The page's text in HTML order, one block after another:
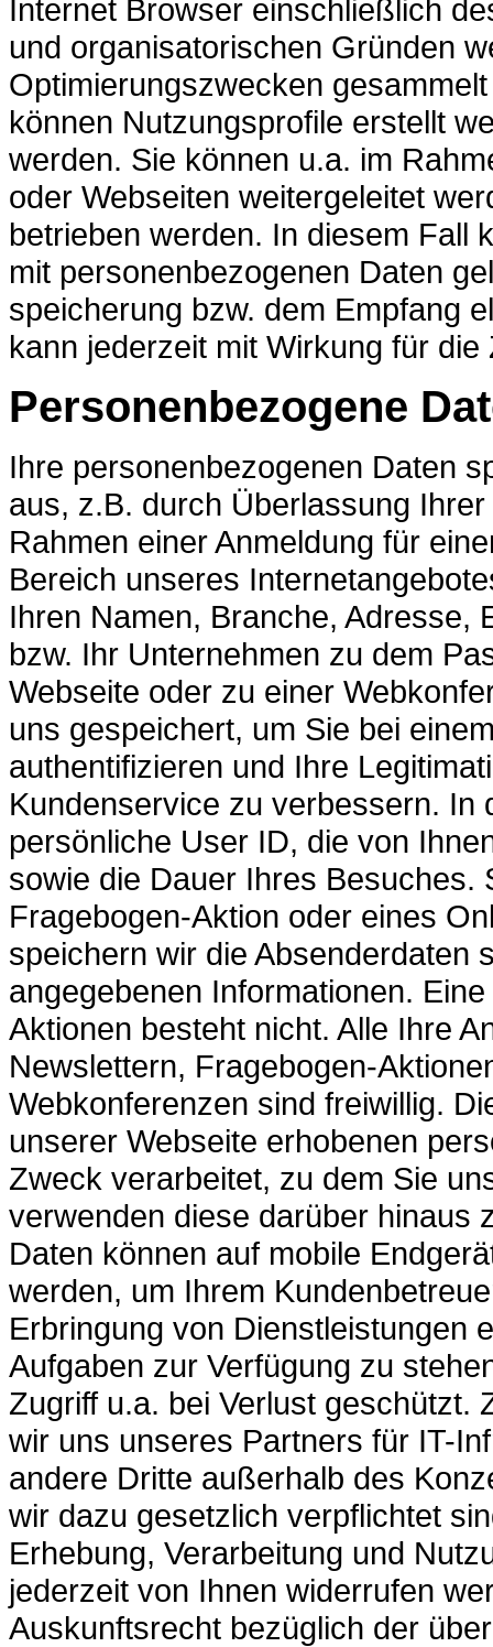
Internet Browser einschließlich
und organisatorischen Gründen
Optimierungszwecken
können Nutzungsprofile erstellt
werden. Sie können u.a. im
oder Webseiten weitergeleitet
betrieben werden. In diesem Fall
mit personenbezogenen Daten
speicherung bzw. dem Empfang
kann jederzeit mit Wirkung für
Personenbezogene
Ihre personenbezogenen Daten
aus, z.B. durch Überlassung
Rahmen einer Anmeldung für
Bereich unseres
Ihren Namen, Branche, Adresse,
bzw. Ihr Unternehmen zu dem
Webseite oder zu einer
uns gespeichert, um Sie bei
authentifizieren und Ihre
Kundenservice zu verbessern. In
persönliche User ID, die von
sowie die Dauer Ihres Besuches.
Fragebogen-Aktion oder eines
speichern wir die Absenderdaten
angegebenen Informationen.
Aktionen besteht nicht. Alle Ihre
Newslettern, Fragebogen-
Webkonferenzen sind freiwillig.
unserer Webseite erhobenen
Zweck verarbeitet, zu dem Sie
verwenden diese darüber hinaus
Daten können auf mobile
werden, um Ihrem
Erbringung von Dienstleistungen
Aufgaben zur Verfügung zu
Zugriff u.a. bei Verlust geschützt.
wir uns unseres Partners für IT-
andere Dritte außerhalb des
wir dazu gesetzlich verpflichtet
Erhebung, Verarbeitung und
jederzeit von Ihnen widerrufen
Auskunftsrecht bezüglich der